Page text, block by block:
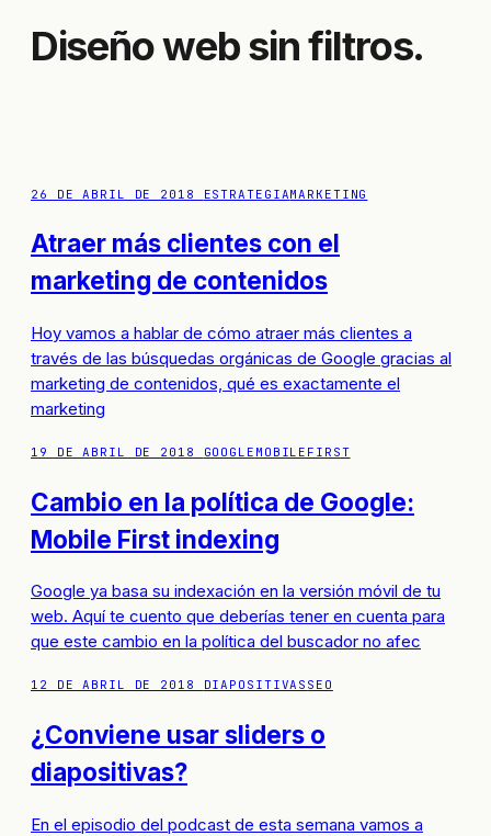
Diseño web sin filtros.
26 DE ABRIL DE 2018 ESTRATEGIAMARKETING
Atraer más clientes con el
marketing de contenidos
Hoy vamos a hablar de cómo atraer más clientes a
través de las búsquedas orgánicas de Google gracias al
marketing de contenidos, qué es exactamente el
marketing
19 DE ABRIL DE 2018 GOOGLE MOBILEFIRST
Cambio en la política de Google:
Mobile First indexing
Google ya basa su indexación en la versión móvil de tu
web. Aquí te cuento que deberías tener en cuenta para
que este cambio en la política del buscador no afec
12 DE ABRIL DE 2018 DIAPOSITIVAS SEO
¿Conviene usar sliders o
diapositivas?
En el episodio del podcast de esta semana vamos a